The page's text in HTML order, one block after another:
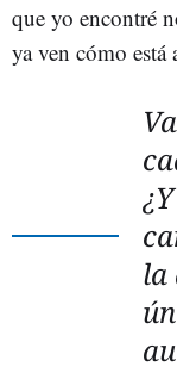
que yo encontré
ya ven cómo está
la